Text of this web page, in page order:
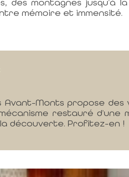
des montagnes jusqu’à la
mémoire et immensité.
Avant-Monts propose
restauré d’une
découverte. Profitez-en !